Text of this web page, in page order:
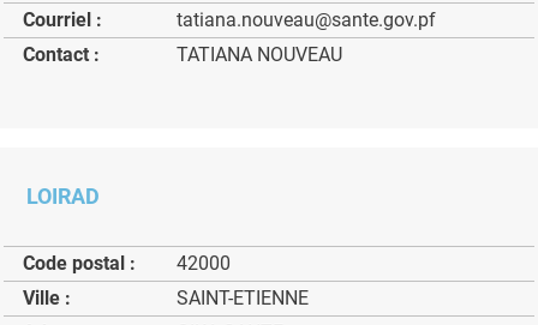
Courriel :
tatiana.nouveau@sante.gov.pf
Contact :
TATIANA NOUVEAU
LOIRAD
Code postal :
42000
Ville :
SAINT-ETIENNE